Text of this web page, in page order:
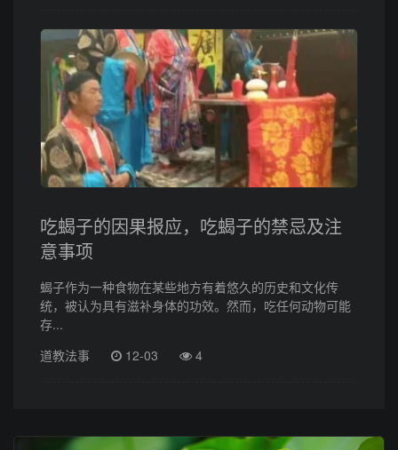
吃蝎子的因果报应，吃蝎子的禁忌及注
意事项
蝎子作为一种食物在某些地方有着悠久的历史和文化传
统，被认为具有滋补身体的功效。然而，吃任何动物可能
存...
道教法事
12-03 4